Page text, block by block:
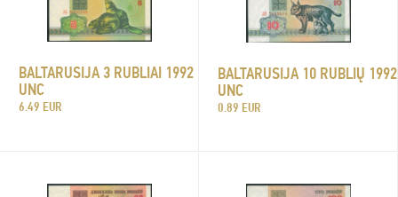
BALTARUSIJA 3 RUBLIAI 1992
UNC
6.49 EUR
BALTARUSIJA 10 RUBLIŲ 1992
UNC
0.89 EUR